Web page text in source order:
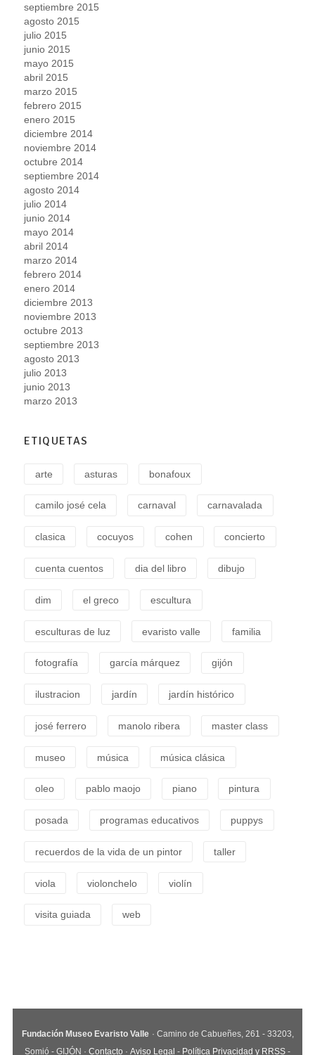
septiembre 2015
agosto 2015
julio 2015
junio 2015
mayo 2015
abril 2015
marzo 2015
febrero 2015
enero 2015
diciembre 2014
noviembre 2014
octubre 2014
septiembre 2014
agosto 2014
julio 2014
junio 2014
mayo 2014
abril 2014
marzo 2014
febrero 2014
enero 2014
diciembre 2013
noviembre 2013
octubre 2013
septiembre 2013
agosto 2013
julio 2013
junio 2013
marzo 2013
ETIQUETAS
arte asturas bonafoux
camilo josé cela carnaval carnavalada
clasica cocuyos cohen concierto
cuenta cuentos dia del libro dibujo
dim el greco escultura
esculturas de luz evaristo valle familia
fotografía garcía márquez gijón
ilustracion jardín jardín histórico
josé ferrero manolo ribera master class
museo música música clásica
oleo pablo maojo piano pintura
posada programas educativos puppys
recuerdos de la vida de un pintor taller
viola violonchelo violín
visita guiada web
Fundación Museo Evaristo Valle · Camino de Cabueñes, 261 - 33203,
Somió - GIJÓN · Contacto · Aviso Legal - Política Privacidad y RRSS -